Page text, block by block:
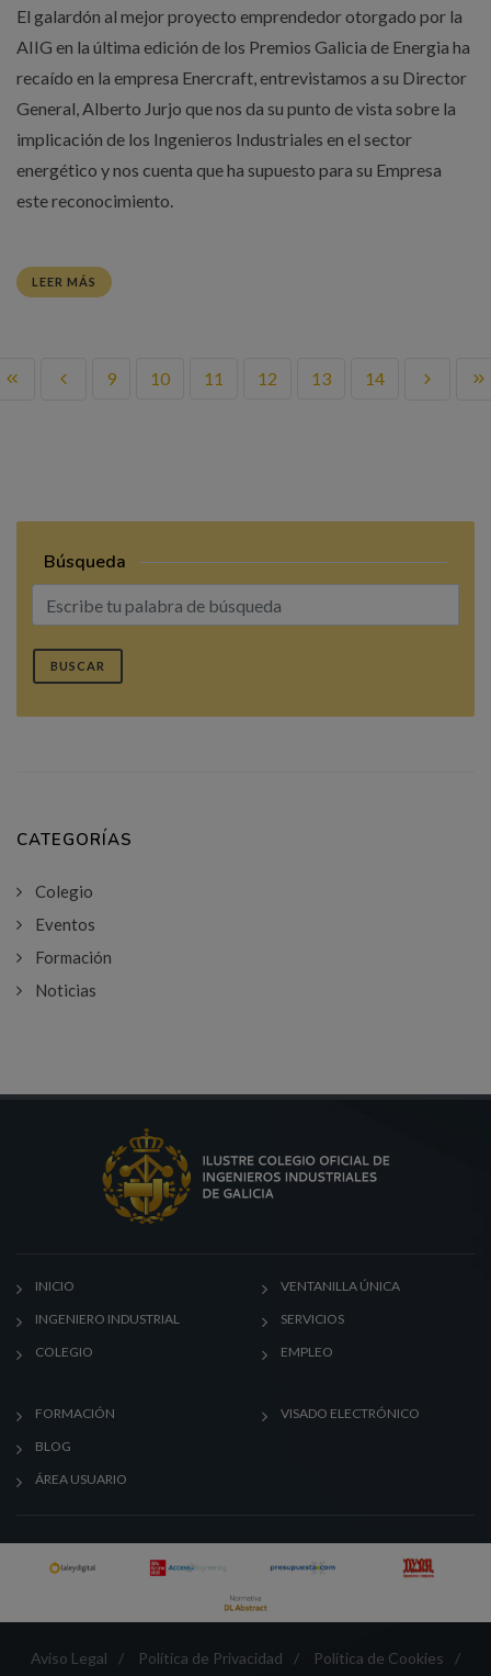
El galardón al mejor proyecto emprendedor otorgado por la
AIIG en la última edición de los Premios Galicia de Energia ha
recaído en la empresa Enercraft, entrevistamos a su Director
General, Alberto Jurjo que nos da su punto de vista sobre la
implicación de los Ingenieros Industriales en el sector
energético y nos cuenta que ha supuesto para su Empresa
este reconocimiento.
LEER MÁS
9 10 11 12 13 14
Búsqueda
BUSCAR
CATEGORÍAS
Colegio
Eventos
Formación
Noticias
INICIO
INGENIERO INDUSTRIAL
COLEGIO
VENTANILLA ÚNICA
SERVICIOS
EMPLEO
FORMACIÓN
BLOG
ÁREA USUARIO
VISADO ELECTRÓNICO
Aviso Legal / Política de Privacidad / Política de Cookies /